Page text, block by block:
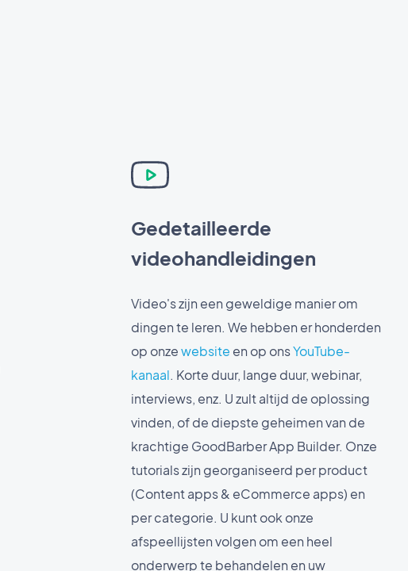
Gedetailleerde
videohandleidingen
Video's zijn een geweldige manier om
dingen te leren. We hebben er honderden
op onzewebsite en op onsYouTube-
kanaal. Korte duur, lange duur, webinar,
interviews, enz. U zult altijd de oplossing
vinden, of de diepste geheimen van de
krachtige GoodBarber App Builder. Onze
tutorials zijn georganiseerd per product
(Content apps & eCommerce apps) en
per categorie. U kunt ook onze
afspeellijsten volgen om een heel
onderwerp te behandelen en uw